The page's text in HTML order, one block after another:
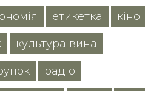
етикетка кіно
культура вина
радіо